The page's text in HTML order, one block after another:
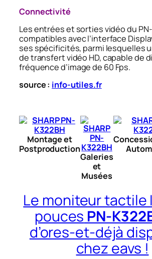
Connectivité
Les entrées et sorties vidéo du
compatibles avec l’interface
ses spécificités, parmi lesquelles
de transfert vidéo HD, capable de
fréquence d’image de 60 Fps.
source : info-utiles.fr
Montage et
Postproduction
Galeries
et
Musées
Le moniteur tactile
pouces PN-
d’ores-et-déjà
chez eavs !